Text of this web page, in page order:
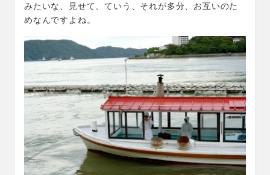
みたいな、見せて、ていう、それが多分、お互いのた
めなんですよね。